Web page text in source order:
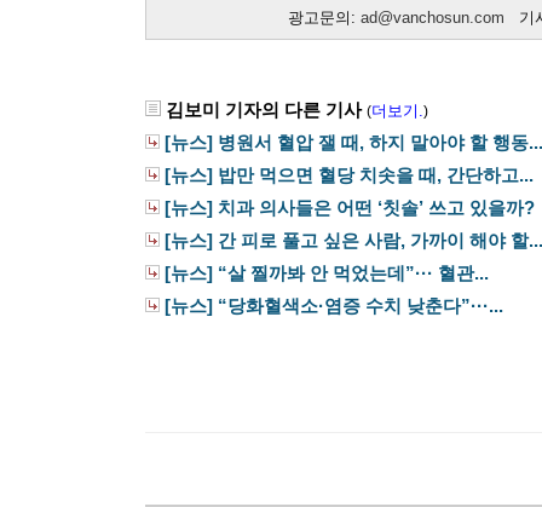
광고문의: ad@vanchosun.com 기
김보미 기자의 다른 기사 (더보기.)
[뉴스] 병원서 혈압 잴 때, 하지 말아야 할 행동...
[뉴스] 밥만 먹으면 혈당 치솟을 때, 간단하고...
[뉴스] 치과 의사들은 어떤 ‘칫솔’ 쓰고 있을까?
[뉴스] 간 피로 풀고 싶은 사람, 가까이 해야 할...
[뉴스] “살 찔까봐 안 먹었는데”··· 혈관...
[뉴스] “당화혈색소·염증 수치 낮춘다”···...